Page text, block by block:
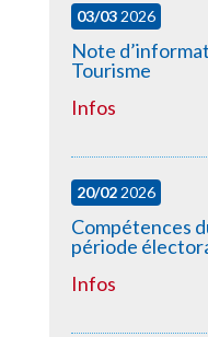
03/032026
Note
Tourisme
Infos
20/022026
Compétences
période
Infos